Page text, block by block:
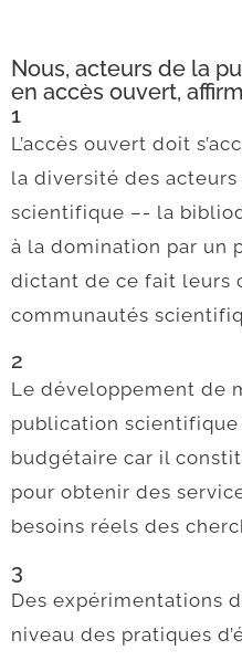
Nous, acteurs de la
en accès ouvert,
1
L’accès ouvert doit
la diversité des
scientifique –- la
à la domination par un
dictant de ce fait leurs
communautés
2
Le développement de
publication
budgétaire car il
pour obtenir des
besoins réels des
3
Des expérimentations
niveau des pratiques